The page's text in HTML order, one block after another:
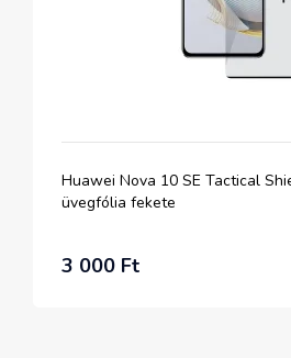
Huawei Nova 10 SE Tactical
üvegfólia fekete
3 000 Ft